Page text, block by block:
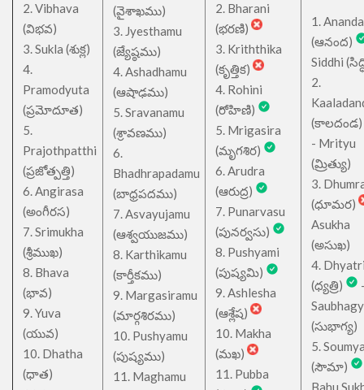
2. Vibhava
(విభవ)
3. Sukla (శుక్ల)
4.
Pramodyuta
(ప్రమోదూత)
5.
Prajothpatthi
(ప్రజోత్పత్తి)
6. Angirasa
(అంగీరస)
7. Srimukha
(శ్రీముఖ)
8. Bhava
(భావ)
9. Yuva
(యువ)
10. Dhatha
(ధాత)
(వైశాఖము)
3. Jyesthamu
(జ్యేష్ఠము)
4. Ashadhamu
(ఆషాఢము)
5. Sravanamu
(శ్రావణము)
6.
Bhadhrapadamu
(బాధ్రపదము)
7. Asvayujamu
(ఆశ్వయుజము)
8. Karthikamu
(కార్తీకము)
9. Margasiramu
(మార్గశిరము)
10. Pushyamu
(పుష్యము)
11. Maghamu
2. Bharani
(భరణి)
3. Kriththika
(కృత్తిక)
4. Rohini
(రోహిణి)
5. Mrigasira
(మృగశిర)
6. Arudra
(ఆరుద్ర)
7. Punarvasu
(పునర్వసు)
8. Pushyami
(పుష్యమి)
9. Ashlesha
(ఆశ్లేష)
10. Makha
(మఖ)
11. Pubba
1. Ananda
(ఆనంద)
Siddhi
2.
(కాలదండ)
- Mrityu
(మ్రిత్యు)
3.
(ధూమర)
Asukha
(అసుఖ)
4.
(ధ్యత్రి)
(సుభాగ్య)
5.
(సౌమా)
Bahu